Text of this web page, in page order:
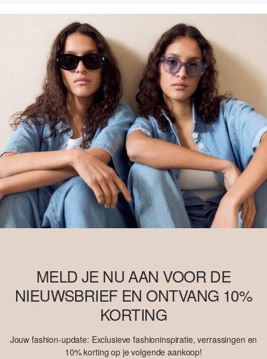
MELD JE NU AAN VOOR DE
NIEUWSBRIEF EN ONTVANG 10%
KORTING
Jouw fashion-update: Exclusieve fashioninspiratie, verrassingen en
10% korting op je volgende aankoop!